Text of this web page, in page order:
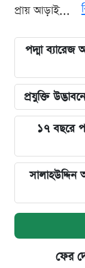
প্রায় আড়াই...
পদ্মা
প্রযুক্তি
১৭ বছরে
ফের